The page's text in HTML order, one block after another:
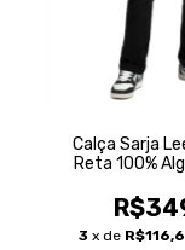
Calça Sarja
Reta 100%
3 x de